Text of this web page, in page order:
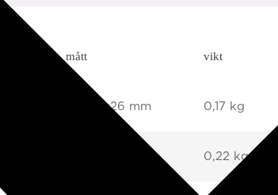
mått vikt
94x77x26 mm 0,17 kg
0,22 kg